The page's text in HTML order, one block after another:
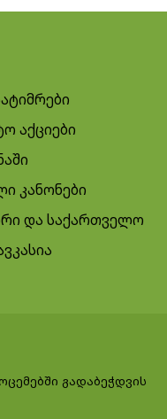
აქციები
კანონები
და საქართველო
გადაბეჭდვის